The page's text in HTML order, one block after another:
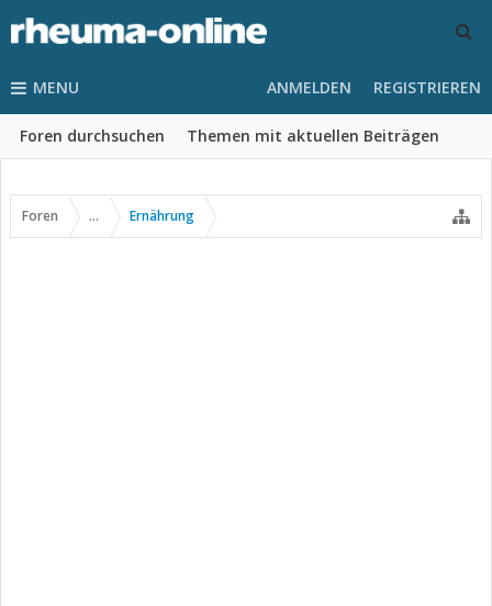
MENU
Foren durchsuchen Themen mit aktuellen Beiträgen
ANMELDEN REGISTRIEREN
Foren ... Ernährung